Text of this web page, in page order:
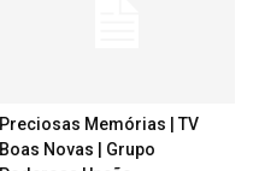
Preciosas Memórias | TV
Boas Novas | Grupo